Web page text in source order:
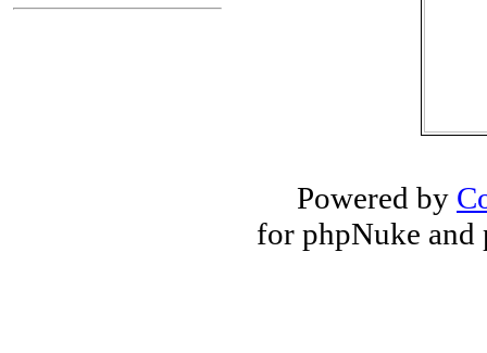
Powered by
for phpNuke